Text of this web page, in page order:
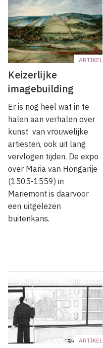
ARTIKEL
Keizerlijke
imagebuilding
Er is nog heel wat in te
halen aan verhalen over
kunst van vrouwelijke
artiesten, ook uit lang
vervlogen tijden. De expo
over Maria van Hongarije
(1505-1559) in
Mariemont is daarvoor
een uitgelezen
buitenkans.
ARTIKEL